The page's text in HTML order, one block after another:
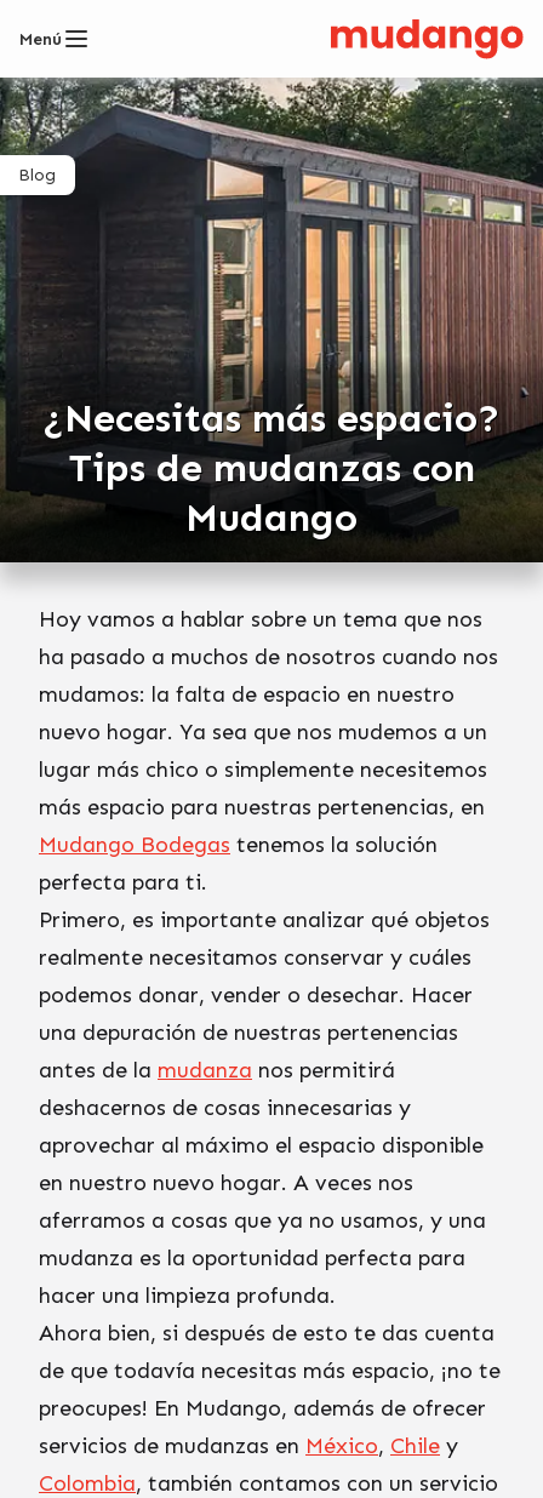
Menú
¿Necesitas más espacio?
Tips de mudanzas con
Mudango
Blog
Hoy vamos a hablar sobre un tema que nos
ha pasado a muchos de nosotros cuando nos
mudamos: la falta de espacio en nuestro
nuevo hogar. Ya sea que nos mudemos a un
lugar más chico o simplemente necesitemos
más espacio para nuestras pertenencias, en
Mudango Bodegas tenemos la solución
perfecta para ti.
Primero, es importante analizar qué objetos
realmente necesitamos conservar y cuáles
podemos donar, vender o desechar. Hacer
una depuración de nuestras pertenencias
antes de la mudanza nos permitirá
deshacernos de cosas innecesarias y
aprovechar al máximo el espacio disponible
en nuestro nuevo hogar. A veces nos
aferramos a cosas que ya no usamos, y una
mudanza es la oportunidad perfecta para
hacer una limpieza profunda.
Ahora bien, si después de esto te das cuenta
de que todavía necesitas más espacio, ¡no te
preocupes! En Mudango, además de ofrecer
servicios de mudanzas en México, Chile y
Colombia, también contamos con un servicio